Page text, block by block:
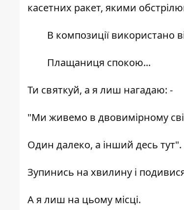
касетних ракет, якими
В композиції використано
Плащаниця спокою...
Ти святкуй, а я лиш нагадаю: -
"Ми живемо в двовимірному
Один далеко, а інший десь тут".
Зупинись на хвилину і
А я лиш на цьому місці.